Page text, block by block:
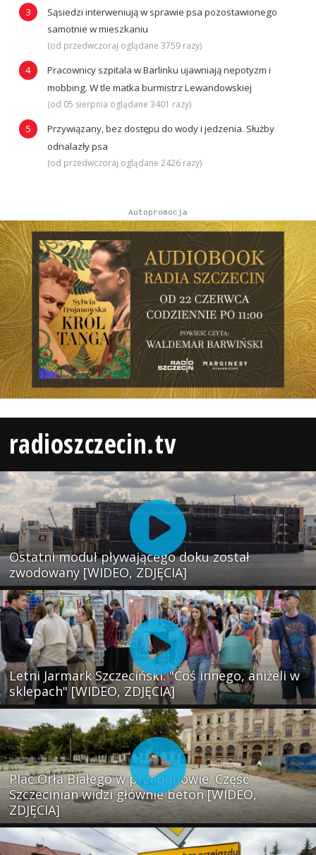
Sąsiedzi interweniują w sprawie psa pozostawionego
samotnie w mieszkaniu
(od przedwczoraj oglądane 3759 razy)
Pracownicy szpitala w Barlinku ujawniają nepotyzm i
mobbing. W tle matka burmistrz Lewandowskiej
(od 05 sierpnia oglądane 3401 razy)
Przywiązany, bez dostępu do wody i jedzenia. Służby
odnalazły psa
(od przedwczoraj oglądane 2426 razy)
Autopromocja
radioszczecin.tv
Ostatni moduł pływającego doku został
zwodowany [WIDEO, ZDJĘCIA]
Letni Jarmark Szczeciński. "Coś innego, aniżeli w
sklepach" [WIDEO, ZDJĘCIA]
Plac Orła Białego w przebudowie. Część
Szczecinian widzi głównie beton [WIDEO,
ZDJĘCIA]